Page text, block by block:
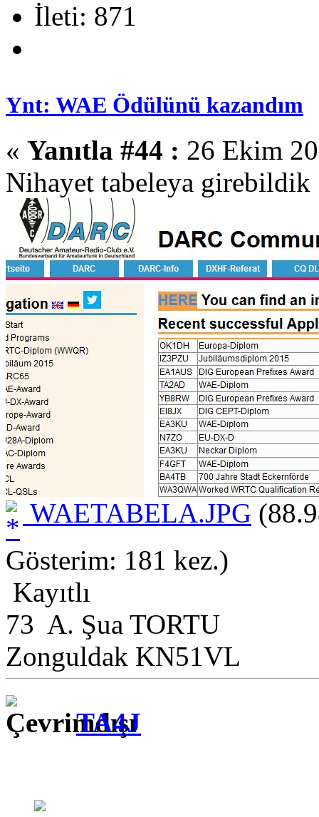
İleti: 871
Ynt: WAE Ödülünü kazandım
« Yanıtla #44 : 26 Ekim
Nihayet tabeleya girebildik
WAETABELA.JPG
Gösterim: 181 kez.)
Kayıtlı
73 A. Şua TORTU
Zonguldak KN51VL
TA4J